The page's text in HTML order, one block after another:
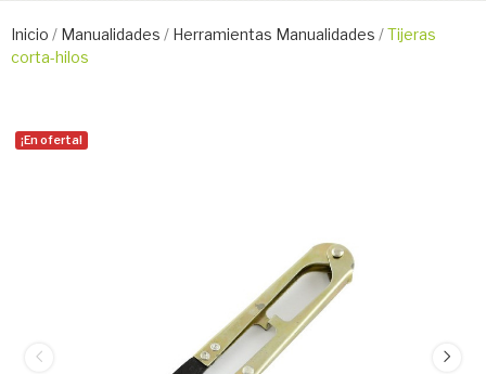
Inicio Manualidades Herramientas Manualidades
Tijeras
corta-hilos
¡En oferta!